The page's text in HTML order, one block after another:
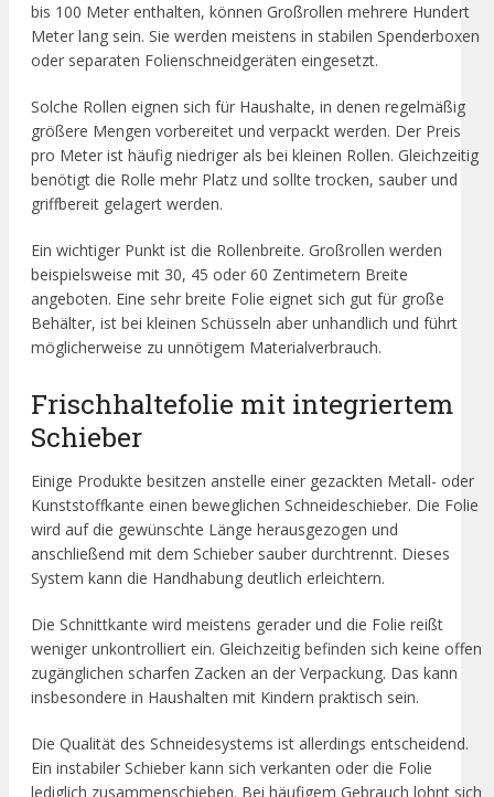
bis 100 Meter enthalten, können Großrollen mehrere Hundert
Meter lang sein. Sie werden meistens in stabilen Spenderboxen
oder separaten Folienschneidgeräten eingesetzt.
Solche Rollen eignen sich für Haushalte, in denen regelmäßig
größere Mengen vorbereitet und verpackt werden. Der Preis
pro Meter ist häufig niedriger als bei kleinen Rollen. Gleichzeitig
benötigt die Rolle mehr Platz und sollte trocken, sauber und
griffbereit gelagert werden.
Ein wichtiger Punkt ist die Rollenbreite. Großrollen werden
beispielsweise mit 30, 45 oder 60 Zentimetern Breite
angeboten. Eine sehr breite Folie eignet sich gut für große
Behälter, ist bei kleinen Schüsseln aber unhandlich und führt
möglicherweise zu unnötigem Materialverbrauch.
Frischhaltefolie mit integriertem
Schieber
Einige Produkte besitzen anstelle einer gezackten Metall- oder
Kunststoffkante einen beweglichen Schneideschieber. Die Folie
wird auf die gewünschte Länge herausgezogen und
anschließend mit dem Schieber sauber durchtrennt. Dieses
System kann die Handhabung deutlich erleichtern.
Die Schnittkante wird meistens gerader und die Folie reißt
weniger unkontrolliert ein. Gleichzeitig befinden sich keine offen
zugänglichen scharfen Zacken an der Verpackung. Das kann
insbesondere in Haushalten mit Kindern praktisch sein.
Die Qualität des Schneidesystems ist allerdings entscheidend.
Ein instabiler Schieber kann sich verkanten oder die Folie
lediglich zusammenschieben. Bei häufigem Gebrauch lohnt sich